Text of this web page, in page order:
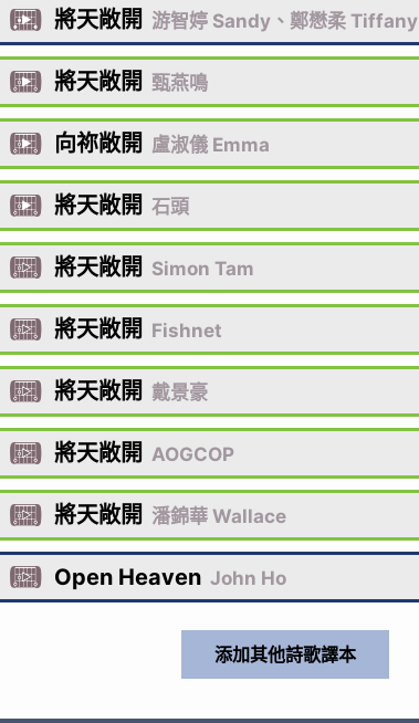
 將天敞開 游智婷 Sandy、鄭懋柔 Tiffany
 將天敞開 甄燕鳴
 向祢敞開 盧淑儀 Emma
 將天敞開 石頭
 將天敞開 Simon Tam
 將天敞開 Fishnet
 將天敞開 戴景豪
 將天敞開 AOGCOP
 將天敞開 潘錦華 Wallace
 Open Heaven John Ho